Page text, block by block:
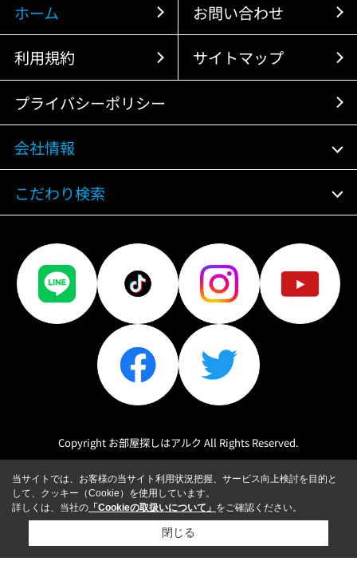
ホーム お問い合わせ
利用規約 サイトマップ
プライバシーポリシー
会社情報
こだわり検索
Copyright お部屋探しはアルク All Rights Reserved.
当サイトでは、お客様の当サイト利用状況把握、サービス向上検討を目的と
して、クッキー（Cookie）を使用しています。
詳しくは、当社の 「Cookieの取扱いについて」 をご確認ください。
閉じる